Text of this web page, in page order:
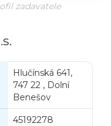
zadavatele
Hlučínská 641,
747 22 , Dolní
Benešov
45192278